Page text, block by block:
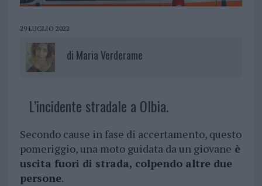
29 LUGLIO 2022
di Maria Verderame
L’incidente stradale a Olbia.
Secondo cause in fase di accertamento, questo
pomeriggio, una moto guidata da un giovane è
uscita fuori di strada, colpendo altre due
persone.